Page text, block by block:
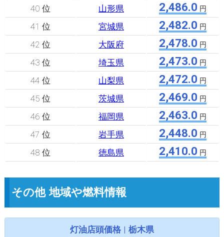
40 位 山形県 2,486.0 円
41 位 宮城県 2,482.0 円
42 位 大阪府 2,478.0 円
43 位 埼玉県 2,473.0 円
44 位 山梨県 2,472.0 円
45 位 茨城県 2,469.0 円
46 位 福岡県 2,463.0 円
47 位 岩手県 2,448.0 円
48 位 徳島県 2,410.0 円
その他 地域や燃料情報
灯油店頭価格 | 栃木県